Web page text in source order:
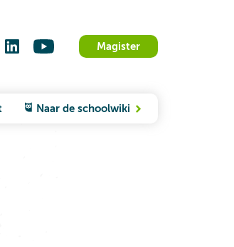
Magister
Naar de schoolwiki